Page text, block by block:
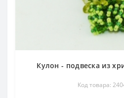
Кулон - подвеска из
Код товара: